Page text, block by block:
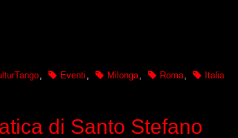
, Eventi , Milonga, Roma, Italia
di Santo Stefano